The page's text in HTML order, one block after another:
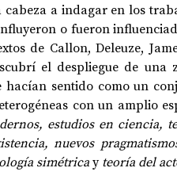
a indagar en los
o fueron
de Callon, Deleuze,
el despliegue de una
hacían sentido como un
estudios en ciencia,
nuevos
simétrica y teoría del